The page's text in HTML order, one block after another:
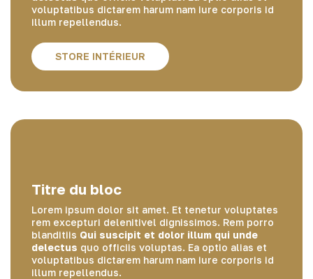
voluptatibus dictarem harum nam iure corporis id
illum repellendus.
STORE INTÉRIEUR
Titre du bloc
Lorem ipsum dolor sit amet. Et tenetur voluptates
rem excepturi delenitivel dignissimos. Rem porro
blanditiis Qui suscipit et dolor illum qui unde
delectus quo officiis voluptas. Ea optio alias et
voluptatibus dictarem harum nam iure corporis id
illum repellendus.